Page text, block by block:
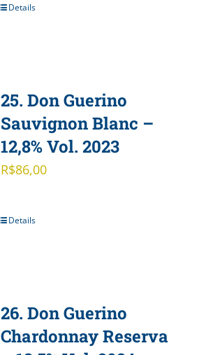
Details
25. Don Guerino
Sauvignon Blanc –
12,8% Vol. 2023
R$86,00
Details
26. Don Guerino
Chardonnay Reserva